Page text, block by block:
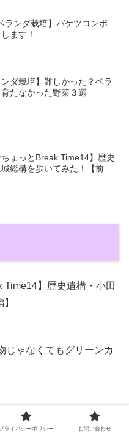
ランダ栽培】バケツコンポ
ます！
ンダ栽培】難しかった？ベラ
たなかった野菜３選
ちょっとBreak Time14】歴史
総構を歩いてみた！【前
Time14】歴史遺構・小田
じゃなくてもグリーンカ
プライバシーポリシー お問い合わせ